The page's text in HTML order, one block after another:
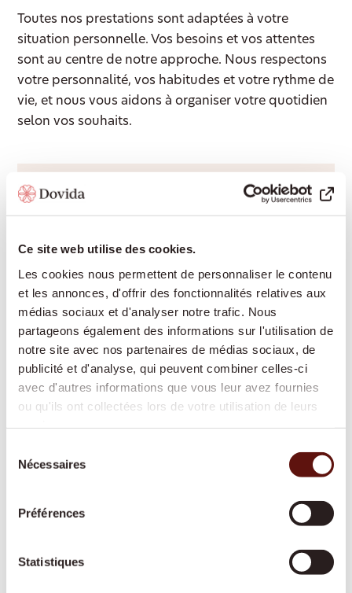
Ce site web utilise des cookies.
Les cookies nous permettent de personnaliser le contenu
et les annonces, d'offrir des fonctionnalités relatives aux
médias sociaux et d'analyser notre trafic. Nous
partageons également des informations sur l'utilisation de
notre site avec nos partenaires de médias sociaux, de
publicité et d'analyse, qui peuvent combiner celles-ci
avec d'autres informations que vous leur avez fournies
ou qu'ils ont collectées lors de votre utilisation de leurs
Nécessaires
Préférences
Statistiques
Toutes nos prestations sont adaptées à votre
situation personnelle. Vos besoins et vos attentes
sont au centre de notre approche. Nous respectons
votre personnalité, vos habitudes et votre rythme de
vie, et nous vous aidons à organiser votre quotidien
selon vos souhaits.
Accompagnement 24/24
Une présence rassurante de jour comme de
établissement médico-social.
Aide à domicile
Cuisine, ménage, lessive ou courses : nous
vous aidons dans les tâches quotidiennes afin
Aide spécialisée démence
apporte structure, sécurité et repères au
quotidien, dans le respect des habitudes de